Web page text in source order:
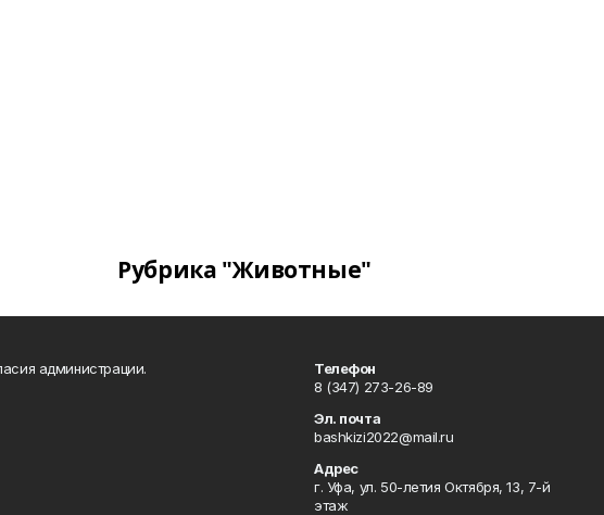
Рубрика "Животные"
администрации.
Телефон
8 (347) 273-26-89
Эл. почта
bashkizi2022@mail.ru
Адрес
г. Уфа, ул. 50-летия Октября, 13, 7-й
этаж